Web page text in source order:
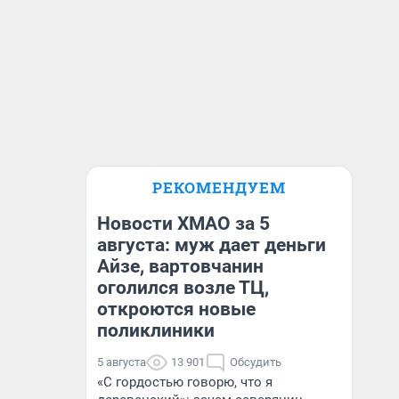
РЕКОМЕНДУЕМ
Новости ХМАО за 5
августа: муж дает деньги
Айзе, вартовчанин
оголился возле ТЦ,
откроются новые
поликлиники
5 августа 13 901 Обсудить
«С гордостью говорю, что я